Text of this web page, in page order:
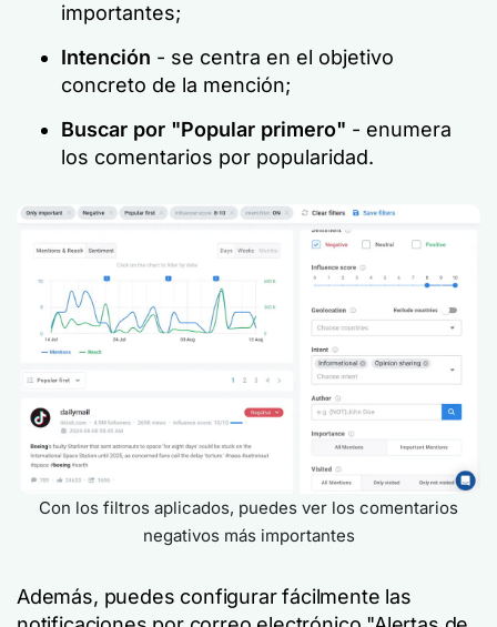
importantes;
Intención - se centra en el objetivo
concreto de la mención;
Buscar por "Popular primero" - enumera
los comentarios por popularidad.
Con los filtros aplicados, puedes ver los comentarios
negativos más importantes
Además, puedes configurar fácilmente las